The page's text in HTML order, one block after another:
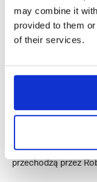
may combine it
provided to them
of their services.
procesu pomaga
bezpieczeństwo i
przechodzą przez